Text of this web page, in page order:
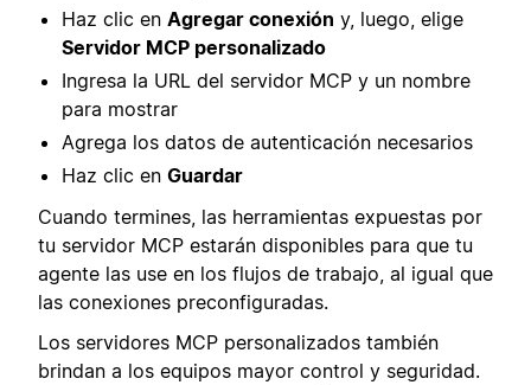
Haz clic en Agregar conexión y, luego, elige
Servidor MCP personalizado
Ingresa la URL del servidor MCP y un nombre
para mostrar
Agrega los datos de autenticación necesarios
Haz clic en Guardar
Cuando termines, las herramientas expuestas por
tu servidor MCP estarán disponibles para que tu
agente las use en los flujos de trabajo, al igual que
las conexiones preconfiguradas.
Los servidores MCP personalizados también
brindan a los equipos mayor control y seguridad.